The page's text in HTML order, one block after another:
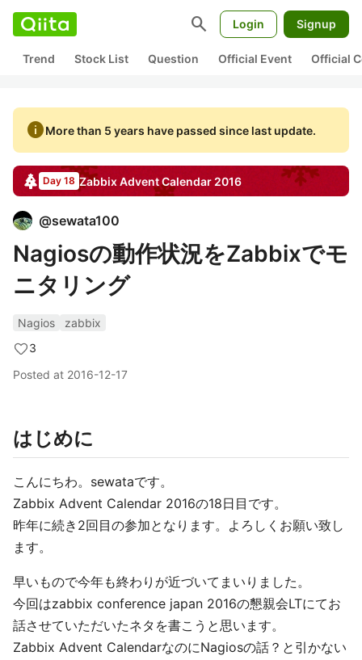
search Login Signup
Trend Stock List Question Official Event Official
infoMore than 5 years have passed since last update.
Day 18 ZabbixAdvent Calendar 2016
@sewata100
Nagiosの動作状況をZabbixでモ
ニタリング
Nagios
zabbix
3
Posted at 2016-12-17
はじめに
こんにちわ。sewataです。
Zabbix Advent Calendar 2016の18日目です。
昨年に続き2回目の参加となります。よろしくお願い致し
ます。
早いもので今年も終わりが近づいてまいりました。
今回はzabbix conference japan 2016の懇親会LTにてお
話させていただいたネタを書こうと思います。
Zabbix Advent CalendarなのにNagiosの話？と引かない